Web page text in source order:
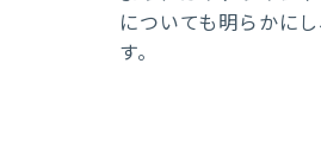
についても明らかに
す。